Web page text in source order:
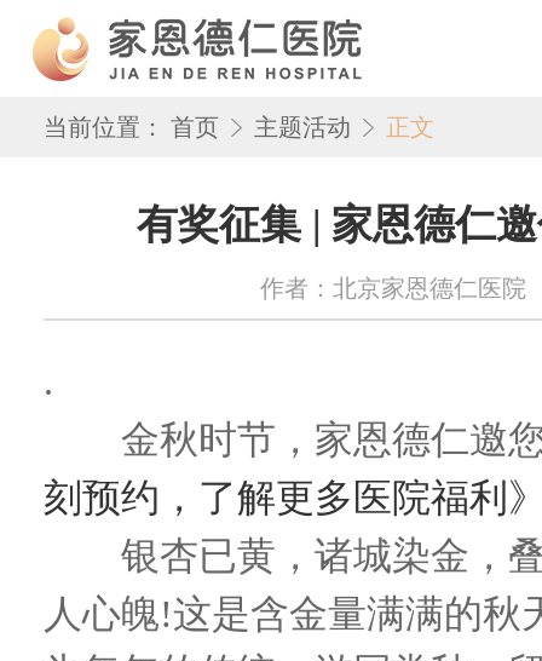
当前位置： 首页 主题活动 正文
有奖征集 | 家恩德仁
作者：北京家恩德仁医院
.
金秋时节，家恩德仁邀您
刻预约，了解更多医院福利
银杏已黄，诸城染金，叠
人心魄!这是含金量满满的秋